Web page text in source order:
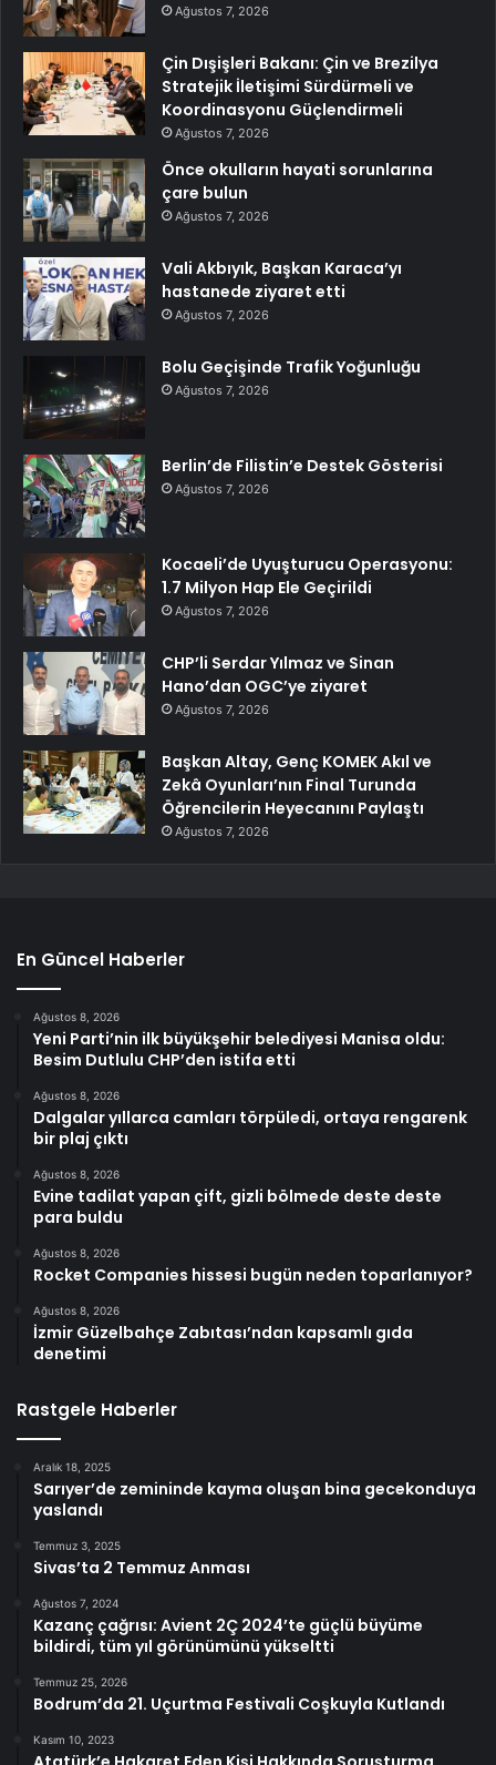
Ağustos 7, 2026
Çin Dışişleri Bakanı: Çin ve Brezilya
Stratejik İletişimi Sürdürmeli ve
Koordinasyonu Güçlendirmeli
Ağustos 7, 2026
Önce okulların hayati sorunlarına
çare bulun
Ağustos 7, 2026
Vali Akbıyık, Başkan Karaca’yı
hastanede ziyaret etti
Ağustos 7, 2026
Bolu Geçişinde Trafik Yoğunluğu
Ağustos 7, 2026
Berlin’de Filistin’e Destek Gösterisi
Ağustos 7, 2026
Kocaeli’de Uyuşturucu Operasyonu:
1.7 Milyon Hap Ele Geçirildi
Ağustos 7, 2026
CHP’li Serdar Yılmaz ve Sinan
Hano’dan OGC’ye ziyaret
Ağustos 7, 2026
Başkan Altay, Genç KOMEK Akıl ve
Zekâ Oyunları’nın Final Turunda
Öğrencilerin Heyecanını Paylaştı
Ağustos 7, 2026
En Güncel Haberler
Ağustos 8, 2026
Yeni Parti’nin ilk büyükşehir belediyesi Manisa oldu:
Besim Dutlulu CHP’den istifa etti
Ağustos 8, 2026
Dalgalar yıllarca camları törpüledi, ortaya rengarenk
bir plaj çıktı
Ağustos 8, 2026
Evine tadilat yapan çift, gizli bölmede deste deste
para buldu
Ağustos 8, 2026
Rocket Companies hissesi bugün neden toparlanıyor?
Ağustos 8, 2026
İzmir Güzelbahçe Zabıtası’ndan kapsamlı gıda
denetimi
Rastgele Haberler
Aralık 18, 2025
Sarıyer’de zemininde kayma oluşan bina gecekonduya
yaslandı
Temmuz 3, 2025
Sivas’ta 2 Temmuz Anması
Ağustos 7, 2024
Kazanç çağrısı: Avient 2Ç 2024’te güçlü büyüme
bildirdi, tüm yıl görünümünü yükseltti
Temmuz 25, 2026
Bodrum’da 21. Uçurtma Festivali Coşkuyla Kutlandı
Kasım 10, 2023